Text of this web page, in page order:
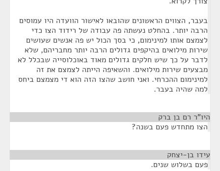
בעבר, הצווים הראשונים שהובאו לאישור הוועדה היו עמוסים
הרבה יותר. בהחלט נעשתה פה עבודה של רידוד הצו כדי
לצמצם אותו למינימום, כי בסך הכול יש פה אנשים שעושים
שירות מילואים בהיקפים גדולים הרבה יותר מחבריהם, שלא
לדבר על כך שיש חלקים גדולים מאוד באוכלוסייה שבכלל לא
מבצעים שירות מילואים. והשאיפה הייתה לצמצם את זה
למינימום ההכרחי. ואני חושב שהצו הזה הוא די מצמצם ביחס
למה שהיה בעבר.
היו"ר רם בן ברק
הצו מתחדש פעם בשנה?
עידו בן-יצחק
פעם בשלוש שנים.